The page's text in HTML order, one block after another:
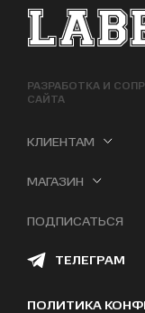
ФУТЕР
РАЗРАБОТКА И
САЙТА
КЛИЕНТАМ
МАГАЗИН
ПОДПИСАТЬСЯ
ТЕЛЕГРАМ
ПОЛИТИКА